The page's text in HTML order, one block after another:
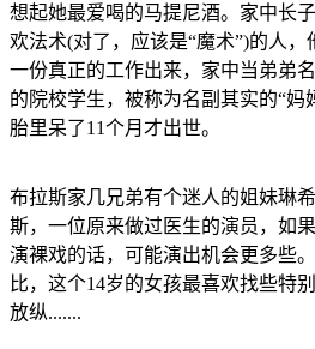
想起她最爱喝的马提尼酒。家中长
欢法术(对了，应该是“魔术”)的人
一份真正的工作出来，家中当弟弟
的院校学生，被称为名副其实的“妈
胎里呆了11个月才出世。
布拉斯家几兄弟有个迷人的姐妹琳
斯，一位原来做过医生的演员，如
演裸戏的话，可能演出机会更多些
比，这个14岁的女孩最喜欢找些特
放纵.......